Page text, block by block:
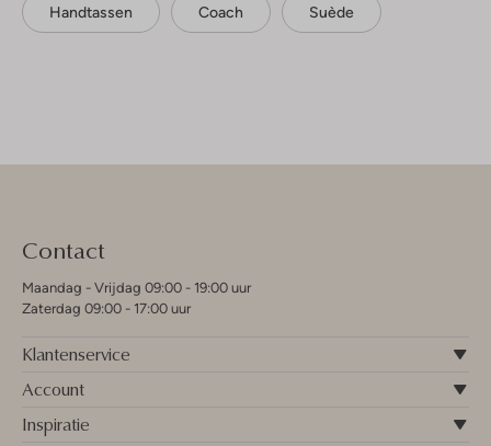
Handtassen Coach Suède
Contact
Maandag - Vrijdag 09:00 - 19:00 uur
Zaterdag 09:00 - 17:00 uur
Klantenservice
Account
Inspiratie